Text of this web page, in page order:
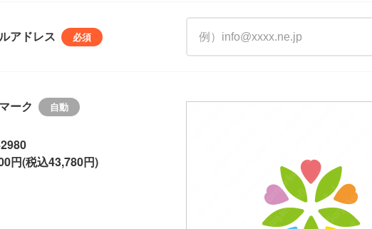
アドレス
ーク
円(税込43,780円)